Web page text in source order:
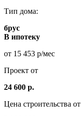
Тип дома:
брус
В ипотеку
от 15 453 р/мес
Проект от
24 600 р.
Цена строительства от